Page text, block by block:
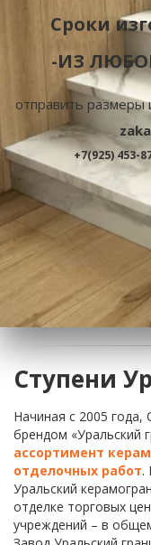
Сроки
-ИЗ
отправить размеры
+7(925) 453-
Ступени
Начиная с 2005
брендом «Уральский
ассортимент
отделочных работ.
Уральский
отделке торговых
учреждений – в